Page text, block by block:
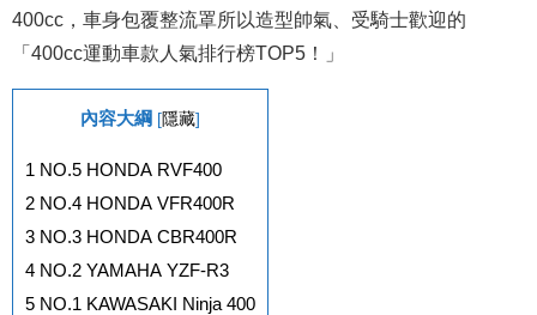
400cc，車身包覆整流罩所以造型帥氣、受騎士歡迎的
「400cc運動車款人氣排行榜TOP5！」
內容大綱 [隱藏]
1 NO.5 HONDA RVF400
2 NO.4 HONDA VFR400R
3 NO.3 HONDA CBR400R
4 NO.2 YAMAHA YZF-R3
5 NO.1 KAWASAKI Ninja 400